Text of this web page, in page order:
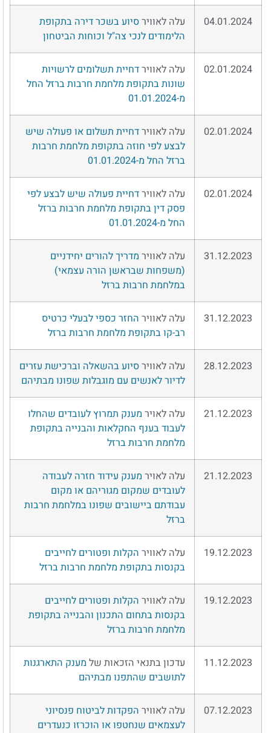
04.01.2024 עלה לאווירסיוע בשכר דירה בתקופת
הלימודים לנכי צה"ל וכוחות הביטחון
02.01.2024 עלה לאווירדחיית תשלומים לרשויות
שונות בתקופת מלחמת חרבות ברזל החל
מ-01.01.2024
02.01.2024 עלה לאווירדחיית תשלום או פעולה שיש
לבצע לפי חוזה בתקופת מלחמת חרבות
ברזל החל מ-01.01.2024
02.01.2024 עלה לאווירדחיית פעולה שיש לבצע לפי
פסק דין בתקופת מלחמת חרבות ברזל
החל מ-01.01.2024
31.12.2023 עלה לאוויר מדריך להורים יחידניים
(משפחות שבראשן הורה עצמאי)
במלחמת חרבות ברזל
31.12.2023 עלה לאוויר החזר כספי לבעלי כרטיס
רב-קו בתקופת מלחמת חרבות ברזל
28.12.2023 עלה לאווירסיוע בהשאלה וברכישת עזרים
לדיור לאנשים עם מוגבלות שפונו מבתיהם
21.12.2023 עלה לאויר מענק תמרוץ לעובדים שהחלו
לעבוד בענף החקלאות והבנייה בתקופת
מלחמת חרבות ברזל
21.12.2023 עלה לאויר מענק עידוד חזרה לעבודה
לעובדים שמקום מגוריהם או מקום
עבודתם ביישובים שפונו במלחמת חרבות
ברזל
19.12.2023 עלה לאוויר הקלות ופטורים לחייבים
בקנסות בתקופת מלחמת חרבות ברזל
19.12.2023 עלה לאוויר הקלות ופטורים לחייבים
בקנסות בתחום התכנון והבנייה בתקופת
מלחמת חרבות ברזל
11.12.2023 עדכון בתנאי הזכאות של מענק התארגנות
לתושבים שהתפנו מבתיהם
07.12.2023 עלה לאוויר הפקדות לביטוח פנסיוני
לעצמאים שנחטפו או הוכרזו כנעדרים